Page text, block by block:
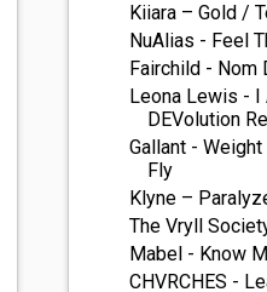
Kiiara – Gold /
NuAlias - Feel
Fairchild - Nom
Leona Lewis - I
DEVolution
Gallant -
Fly
Klyne –
The Vryll
Mabel - Know
CHVRCHES -